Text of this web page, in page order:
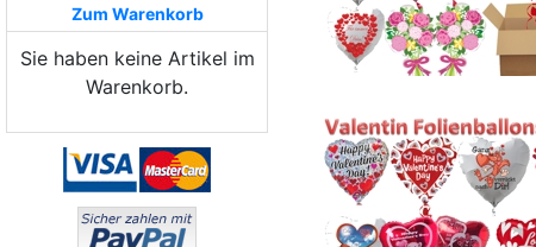
Zum Warenkorb
Sie haben keine Artikel im
Warenkorb.